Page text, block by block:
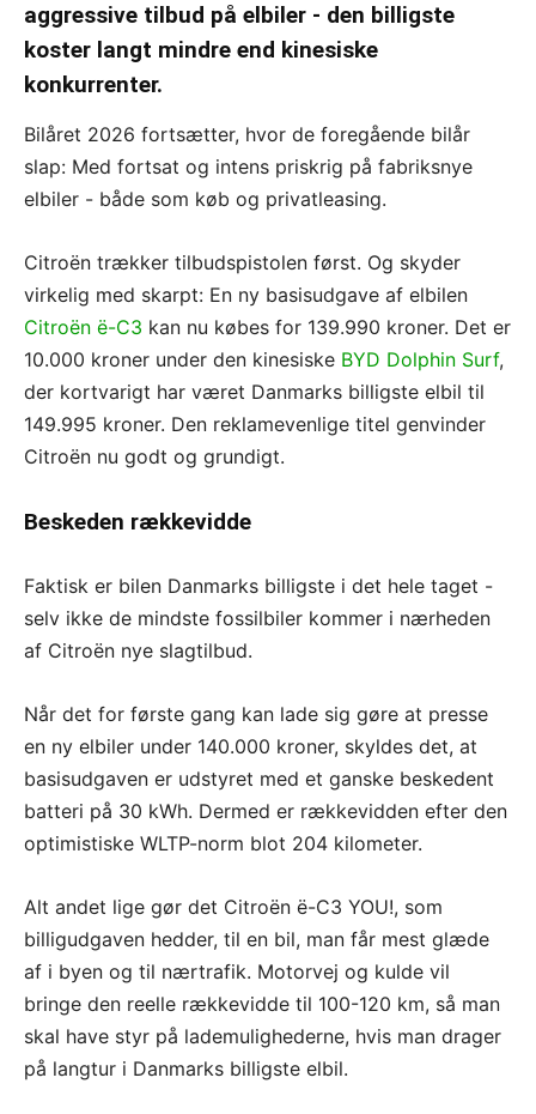
aggressive tilbud på elbiler - den billigste
koster langt mindre end kinesiske
konkurrenter.
Bilåret 2026 fortsætter, hvor de foregående bilår
slap: Med fortsat og intens priskrig på fabriksnye
elbiler - både som køb og privatleasing.
Citroën trækker tilbudspistolen først. Og skyder
virkelig med skarpt: En ny basisudgave af elbilen
Citroën ë-C3 kan nu købes for 139.990 kroner. Det er
10.000 kroner under den kinesiske BYD Dolphin Surf,
der kortvarigt har været Danmarks billigste elbil til
149.995 kroner. Den reklamevenlige titel genvinder
Citroën nu godt og grundigt.
Beskeden rækkevidde
Faktisk er bilen Danmarks billigste i det hele taget -
selv ikke de mindste fossilbiler kommer i nærheden
af Citroën nye slagtilbud.
Når det for første gang kan lade sig gøre at presse
en ny elbiler under 140.000 kroner, skyldes det, at
basisudgaven er udstyret med et ganske beskedent
batteri på 30 kWh. Dermed er rækkevidden efter den
optimistiske WLTP-norm blot 204 kilometer.
Alt andet lige gør det Citroën ë-C3 YOU!, som
billigudgaven hedder, til en bil, man får mest glæde
af i byen og til nærtrafik. Motorvej og kulde vil
bringe den reelle rækkevidde til 100-120 km, så man
skal have styr på lademulighederne, hvis man drager
på langtur i Danmarks billigste elbil.